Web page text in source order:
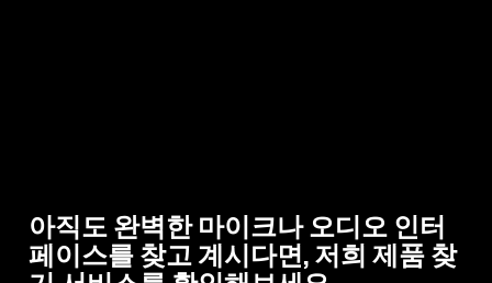
아직도 완벽한 마이크나 오디오 인터
페이스를 찾고 계시다면, 저희 제품 찾